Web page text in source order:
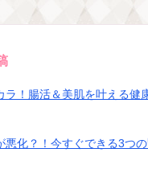
ラ！腸活＆美肌を叶える健
悪化？！今すぐできる3つの